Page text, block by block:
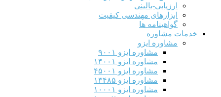
ارزیابی-بالینی
ابزارهای مهندسی کیفیت
گواهینامه ها
خدمات مشاوره
مشاوره ایزو
مشاوره ایزو ۹۰۰۱
مشاوره ایزو ۱۴۰۰۱
مشاوره ایزو ۴۵۰۰۱
مشاوره ایزو ۱۳۴۸۵
مشاوره ایزو ۱۰۰۰۱